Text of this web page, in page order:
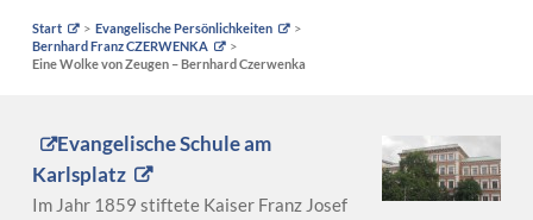
Start
Evangelische Persönlichkeiten
Bernhard Franz CZERWENKA
Eine Wolke von Zeugen – Bernhard Czerwenka
Evangelische Schule am
Karlsplatz
Im Jahr 1859 stiftete Kaiser Franz Josef